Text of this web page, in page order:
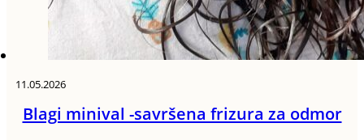
11.05.2026
Blagi minival -savršena frizura za odmor